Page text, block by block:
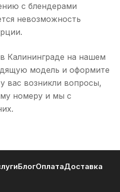
с блендерами
невозможность
Калининграде на нашем
модель и оформите
вас возникли вопросы,
номеру и мы с
БлогОплатаДоставка